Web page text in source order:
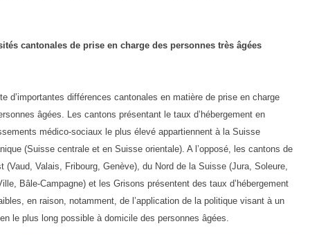
cantonales de prise en charge des personnes très âgées
d’importantes différences cantonales en matière de prise en charge
âgées. Les cantons présentant le taux d’hébergement en
médico-sociaux le plus élevé appartiennent à la Suisse
(Suisse centrale et en Suisse orientale). A l’opposé, les cantons de
(Vaud, Valais, Fribourg, Genève), du Nord de la Suisse (Jura, Soleure,
Bâle-Campagne) et les Grisons présentent des taux d’hébergement
en raison, notamment, de l’application de la politique visant à un
le plus long possible à domicile des personnes âgées.